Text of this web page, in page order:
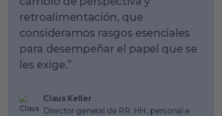
retroalimentación, que
consideramos rasgos esenciales
para desempeñar el papel que se
les exige.”
Claus Keller
Director general de RR. HH., personal e